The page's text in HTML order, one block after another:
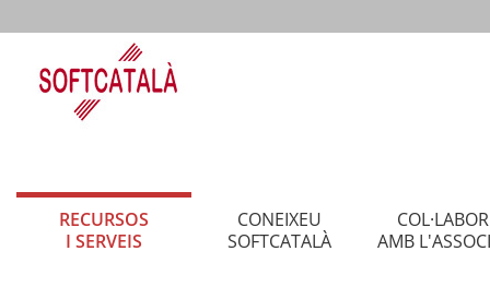
RECURSOS
I SERVEIS
CONEIXEU
SOFTCATALÀ
AMB